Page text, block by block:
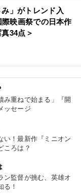
」がトレンド入
映画祭での日本作
34点＞
み重ねで始まる」『開
ッセージ
い！最新作『ミニオン
ころは？
ン監督が挑む、英雄オ
る！